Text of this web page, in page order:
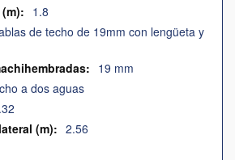
1.8
de techo de 19mm con lengüeta y
19 mm
a dos aguas
2.56